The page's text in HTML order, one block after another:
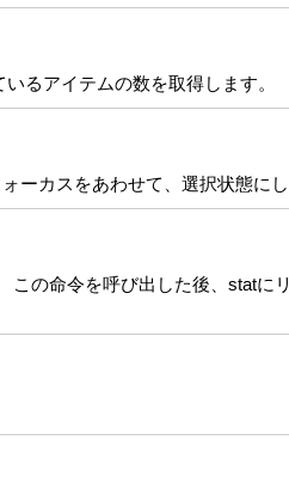
るアイテムの数を取得します。
ーカスをあわせて、選択状態にし
の命令を呼び出した後、statに